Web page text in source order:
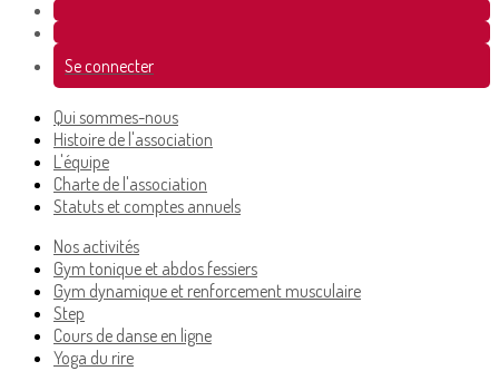
Se connecter
Qui sommes-nous
Histoire de l'association
L'équipe
Charte de l'association
Statuts et comptes annuels
Nos activités
Gym tonique et abdos fessiers
Gym dynamique et renforcement musculaire
Step
Cours de danse en ligne
Yoga du rire